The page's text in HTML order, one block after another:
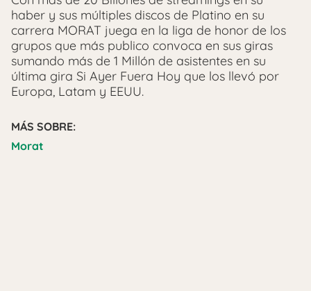
haber y sus múltiples discos de Platino en su
carrera MORAT juega en la liga de honor de los
grupos que más publico convoca en sus giras
sumando más de 1 Millón de asistentes en su
última gira Si Ayer Fuera Hoy que los llevó por
Europa, Latam y EEUU.
MÁS SOBRE:
Morat